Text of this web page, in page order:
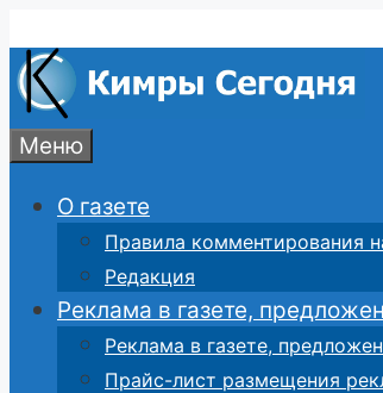
к
содержимому
Меню
О газете
Правила комментирования
Редакция
Реклама в газете,
Реклама в газете,
Прайс-лист размещения